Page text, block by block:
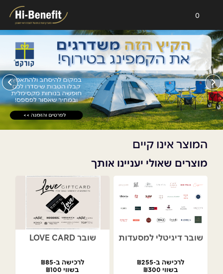
0
המוצר אינו קיים
מוצרים שאולי יעניינו אותך
שובר דיגיטלי למסעדות
לרכישה ב-₪255
בשווי ₪300
שובר LOVE CARD
לרכישה ב-₪85
בשווי ₪100